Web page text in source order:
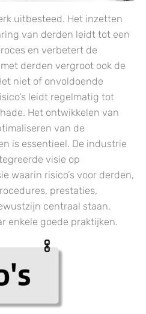
uitbesteed. Het inzetten
van derden leidt tot een
en verbetert de
derden vergroot ook de
niet of onvoldoende
leidt regelmatig tot
Het ontwikkelen van
van de
is essentieel. De industrie
visie op
waarin risico’s voor derden,
prestaties,
centraal staan.
enkele goede praktijken.